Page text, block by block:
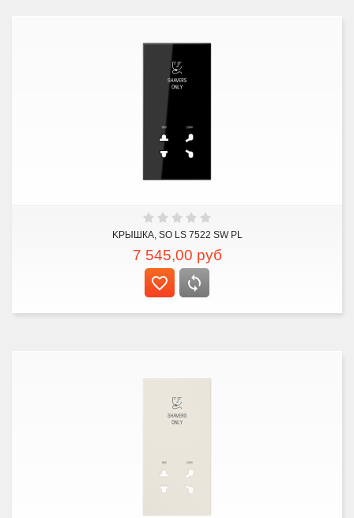
KРЫШКА, SO LS 7522 SW PL
7 545,00 руб